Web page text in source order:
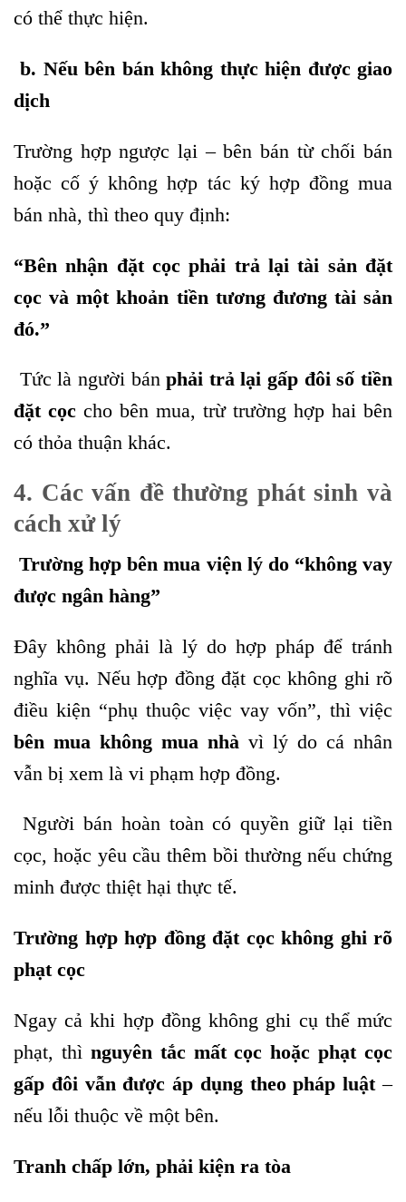
có thể thực hiện.
b. Nếu bên bán không thực hiện được giao
dịch
Trường hợp ngược lại – bên bán từ chối bán
hoặc cố ý không hợp tác ký hợp đồng mua
bán nhà, thì theo quy định:
“Bên nhận đặt cọc phải trả lại tài sản đặt
cọc và một khoản tiền tương đương tài sản
đó.”
Tức là người bánphải trả lại gấp đôi số tiền
đặt cọc cho bên mua, trừ trường hợp hai bên
có thỏa thuận khác.
4. Các vấn đề thường phát sinh và
cách xử lý
Trường hợp bên mua viện lý do “không vay
được ngân hàng”
Đây không phải là lý do hợp pháp để tránh
nghĩa vụ. Nếu hợp đồng đặt cọc không ghi rõ
điều kiện “phụ thuộc việc vay vốn”, thì việc
bên mua không mua nhà vì lý do cá nhân
vẫn bị xem là vi phạm hợp đồng.
Người bán hoàn toàn có quyền giữ lại tiền
cọc, hoặc yêu cầu thêm bồi thường nếu chứng
minh được thiệt hại thực tế.
Trường hợp hợp đồng đặt cọc không ghi rõ
phạt cọc
Ngay cả khi hợp đồng không ghi cụ thể mức
phạt, thì nguyên tắc mất cọc hoặc phạt cọc
gấp đôi vẫn được áp dụng theo pháp luật–
nếu lỗi thuộc về một bên.
Tranh chấp lớn, phải kiện ra tòa